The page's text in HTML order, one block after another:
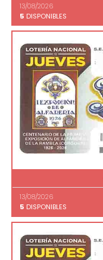
13/08/2026
5 DISPONIBLES
13/08/2026
5 DISPONIBLES